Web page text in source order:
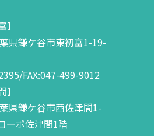
県鎌ケ谷市東初富1-19-
FAX:047-499-9012
県鎌ケ谷市西佐津間1-
ーポ佐津間1階